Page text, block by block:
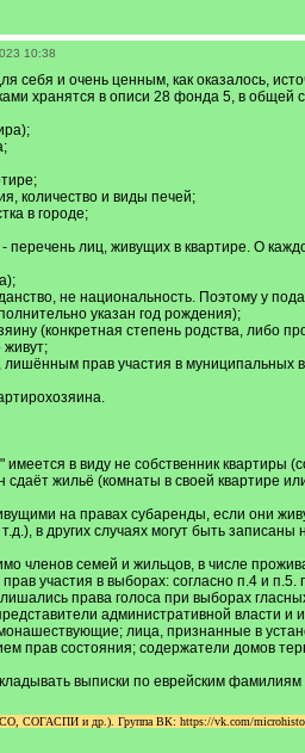
10:38
себя и очень ценным, как оказалось,
хранятся в описи 28 фонда 5, в
количество и виды печей;
в городе;
- перечень лиц, живущих в квартире. О
не национальность. Поэтому у
указан год рождения);
(конкретная степень родства, либо
прав участия в муниципальных
в виду не собственник квартиры
сдаёт жильё (комнаты в своей квартире
на правах субаренды, если они
в других случаях могут быть
членов семей и жильцов, в числе
участия в выборах: согласно п.4 и
права голоса при выборах
административной власти
лица, признанные в
прав состояния; содержатели домов
выписки по еврейским
СОГАСПИ и др.). Группа ВК: https://vk.com/